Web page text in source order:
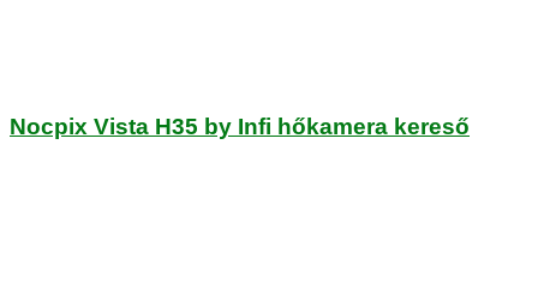
Nocpix Vista H35 by Infi hőkamera kereső